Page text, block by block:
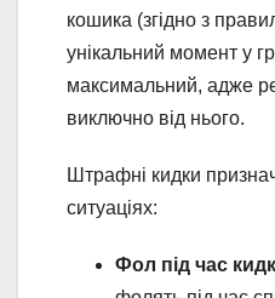
кошика (згідно з
унікальний момент у
максимальний, адже
виключно від нього.
Штрафні кидки
ситуаціях:
Фол під час